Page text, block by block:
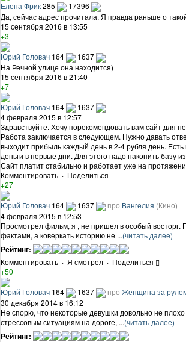
Елена Фрик285
17396
Да, сейчас адрес прочитала. Я правда раньше о
15 сентября 2016 в 13:55
+3
Юрий Головач 164
1637
На Речной улице она находится)
15 сентября 2016 в 21:40
+7
Юрий Головач 164
1637
4 февраля 2015 в 12:57
Здравствуйте. Хочу порекомендовать вам сайт для
Работа заключается в следующем. Нужно давать
выходит прибыль каждый день в 2-4 рубля день.
деньги в первые дни. Для этого надо накопить
Сайт платит стабильно и работает уже на
Комментировать · Поделиться
+27
Юрий Головач 164 1637 про Вангелия (Кино)
4 февраля 2015 в 12:53
Просмотрел фильм, я , не пришел в особый восторг.
фактами, а коверкать историю не ...(читать далее)
Рейтинг:
Комментировать · Я смотрел · Поделиться
+50
Юрий Головач 164 1637 про Женщина за
30 декабря 2014 в 16:12
Не спорю, что некоторые девушки довольно не
стрессовым ситуациям на дороге, ...(читать далее)
Рейтинг: